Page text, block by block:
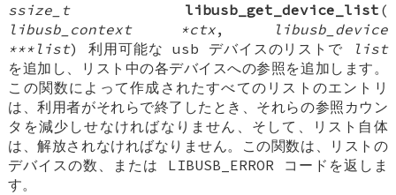
ssize_t
libusb_get_device_list (
libusb_context *ctx,
libusb_device
***list) 利用可能な usb デバイスのリストで
list
を追加し、リスト中の各デバイスへの参照を追加します。
この関数によって作成されたすべてのリストのエントリ
は、利用者がそれらで終了したとき、それらの参照カウン
タを減少しせなければなりません、そして、リスト自体
は、解放されなければなりません。この関数は、リストの
デバイスの数、または LIBUSB_ERROR コードを返しま
す。